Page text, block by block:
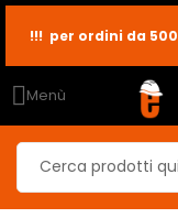
!!! per ordini da
Menù